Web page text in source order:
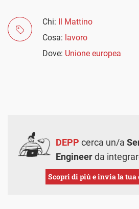
Chi: Il Mattino
Cosa: lavoro
Dove: Unione europea
DEPP cerca un/a
Engineerda
Scopri di più e invia la tua